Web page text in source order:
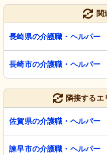
関
長崎県の介護職・ヘルパー
長崎市の介護職・ヘルパー
隣接するエ
佐賀県の介護職・ヘルパー
諫早市の介護職・ヘルパー